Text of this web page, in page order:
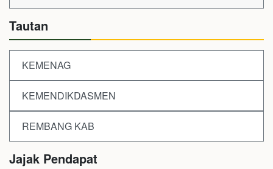
Tautan
KEMENAG
KEMENDIKDASMEN
REMBANG KAB
Jajak Pendapat